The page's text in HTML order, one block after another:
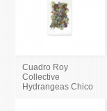
Cuadro Roy
Collective
Hydrangeas Chico